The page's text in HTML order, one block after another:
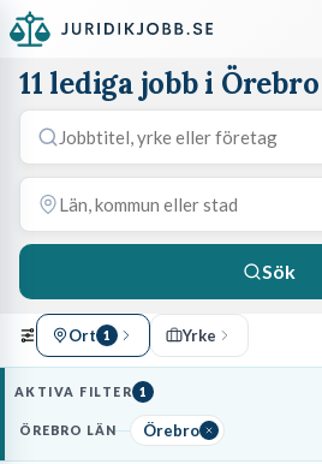
11 lediga jobb i Örebro
Sök
Ort 1 Yrke
AKTIVA FILTER 1
ÖREBRO LÄN Örebro